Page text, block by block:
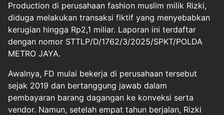
Production di perusahaan fashion muslim milik Rizki,
diduga melakukan transaksi fiktif yang menyebabkan
kerugian hingga Rp2,1 miliar. Laporan ini terdaftar
dengan nomor STTLP/D/1762/3/2025/SPKT/POLDA
METRO JAYA.
Awalnya, FD mulai bekerja di perusahaan tersebut
sejak 2019 dan bertanggung jawab dalam
pembayaran barang dagangan ke konveksi serta
vendor. Namun, setelah empat tahun berjalan, Rizki